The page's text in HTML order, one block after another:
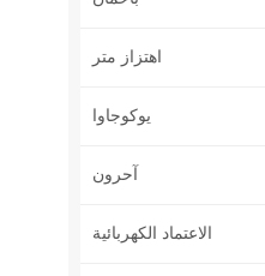
اهتزاز متر
يوكوجاوا
آحرون
الاعتماد الكهربائية